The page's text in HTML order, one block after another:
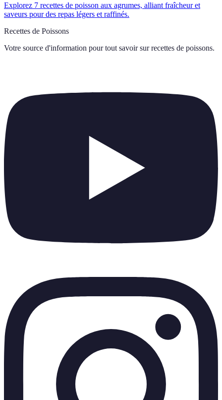
Explorez 7 recettes de poisson aux agrumes, alliant fraîcheur et
saveurs pour des repas légers et raffinés.
Recettes de Poissons
Votre source d'information pour tout savoir sur recettes de poissons.